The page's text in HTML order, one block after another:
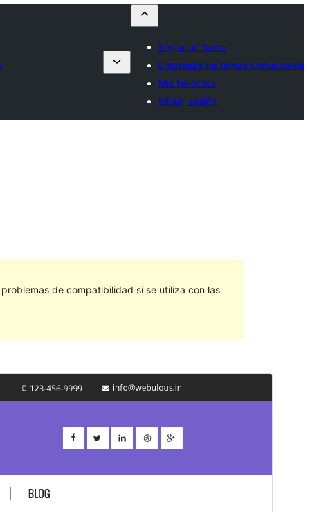
Enviar un tema
Empresas de temas comerciales
Mis favoritos
Iniciar sesión
de compatibilidad si se utiliza con las
Vista previaDescargar
Última actualización
4 de septiembre de 2020
Instalaciones activas
Versión de PHP
7.0
Página de inicio del tema